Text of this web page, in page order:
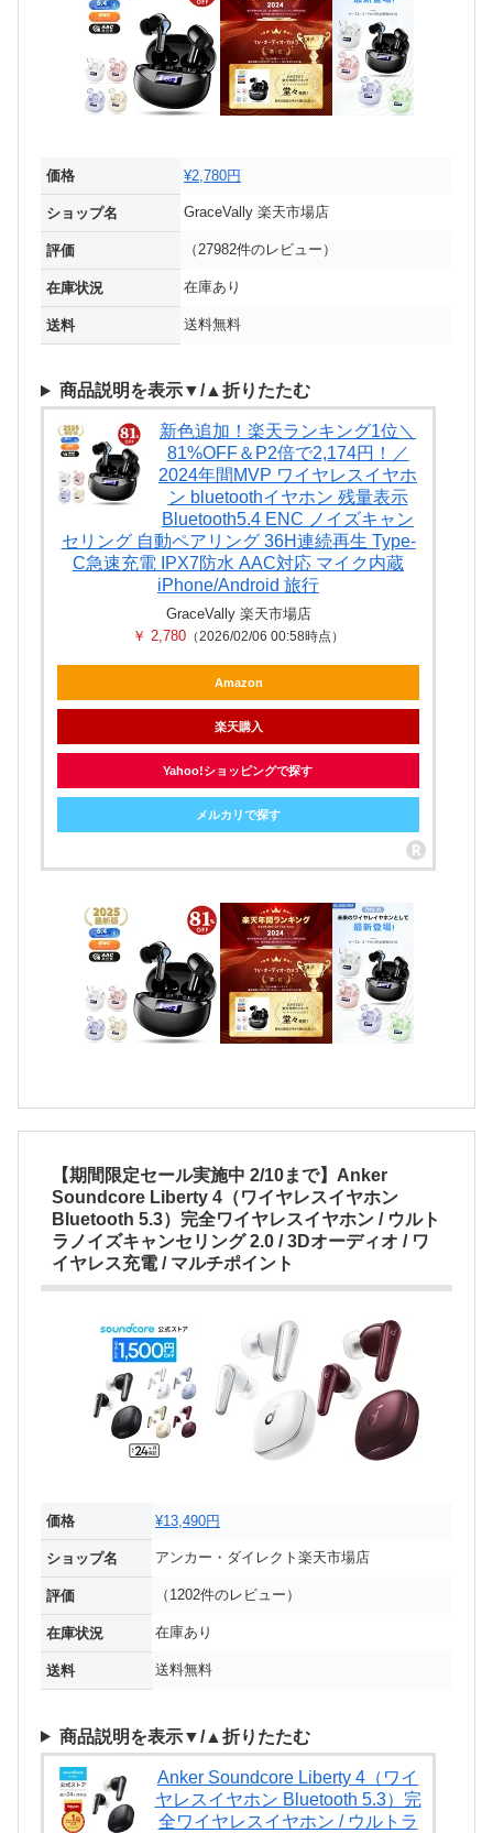
価格 ¥2,780円
ショップ名 GraceVally 楽天市場店
評価 （27982件のレビュー）
在庫状況 在庫あり
送料 送料無料
商品説明を表示▼/▲折りたたむ
新色追加！楽天ランキング1位＼
81%OFF＆P2倍で2,174円！／
2024年間MVP ワイヤレスイヤホ
ン bluetoothイヤホン 残量表示
Bluetooth5.4 ENC ノイズキャン
セリング 自動ペアリング 36H連続再生 Type‐
C急速充電 IPX7防水 AAC対応 マイク内蔵
iPhone/Android 旅行
GraceVally 楽天市場店
￥ 2,780 （2026/02/06 00:58時点）
Amazon
楽天購入
Yahoo!ショッピングで探す
メルカリで探す
【期間限定セール実施中 2/10まで】Anker
Soundcore Liberty 4（ワイヤレスイヤホン
Bluetooth 5.3）完全ワイヤレスイヤホン / ウルト
ラノイズキャンセリング 2.0 / 3Dオーディオ / ワ
イヤレス充電 / マルチポイント
価格 ¥13,490円
ショップ名 アンカー・ダイレクト楽天市場店
評価 （1202件のレビュー）
在庫状況 在庫あり
送料 送料無料
商品説明を表示▼/▲折りたたむ
Anker Soundcore Liberty 4（ワイ
ヤレスイヤホン Bluetooth 5.3）完
全ワイヤレスイヤホン / ウルトラ